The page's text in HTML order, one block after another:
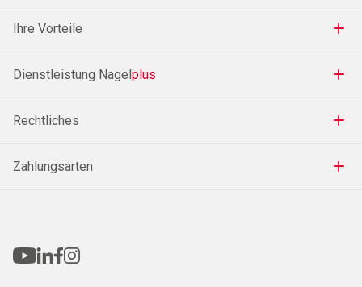
Ihre Vorteile
Dienstleistung Nagelplus
Rechtliches
Zahlungsarten